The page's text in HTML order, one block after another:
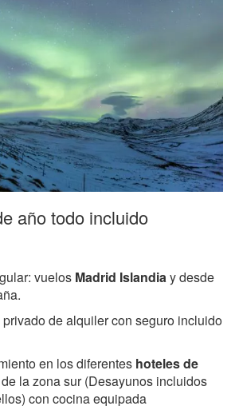
año todo incluido
vuelos Madrid Islandiay desde
de alquiler con seguro incluido
en los diferentes hoteles de
la zona sur (Desayunos incluidos
con cocina equipada